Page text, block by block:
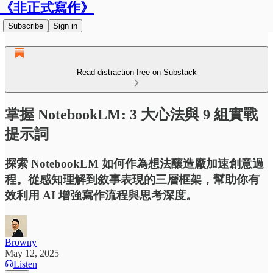
《非正式寫作》
Subscribe Sign in
Read distraction-free on Substack
掌握 NotebookLM: 3 大心法與 9 組實戰
提示詞
探索 NotebookLM 如何作為想法釀造廠加速創意過
程。從感知理解到敘事表現的三層框架，幫助你有
效利用 AI 增強寫作流程與思考深度。
Browny
May 12, 2025
Listen